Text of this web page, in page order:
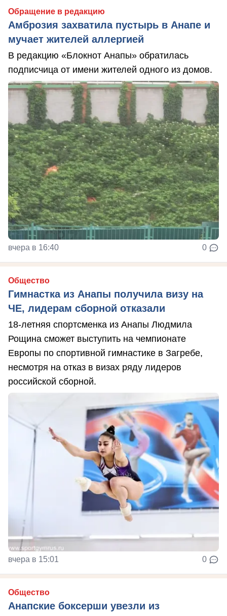
Обращение в редакцию
Амброзия захватила пустырь в Анапе и
мучает жителей аллергией
В редакцию «Блокнот Анапы» обратилась
подписчица от имени жителей одного из домов.
вчера в 16:40 0
Общество
Гимнастка из Анапы получила визу на
ЧЕ, лидерам сборной отказали
18-летняя спортсменка из Анапы Людмила
Рощина сможет выступить на чемпионате
Европы по спортивной гимнастике в Загребе,
несмотря на отказ в визах ряду лидеров
российской сборной.
вчера в 15:01 0
Общество
Анапские боксерши увезли из